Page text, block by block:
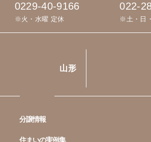
0229-40-9166
※火・水曜 定休
022-
※土・日
山形
分譲情報
住まいの実例集